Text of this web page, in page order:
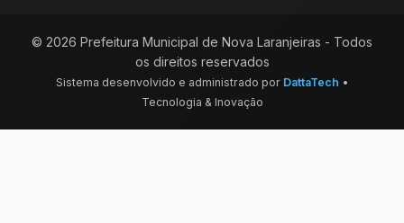
© 2026 Prefeitura Municipal de Nova Laranjeiras - Todos
os direitos reservados
Sistema desenvolvido e administrado por DattaTech •
Tecnologia & Inovação